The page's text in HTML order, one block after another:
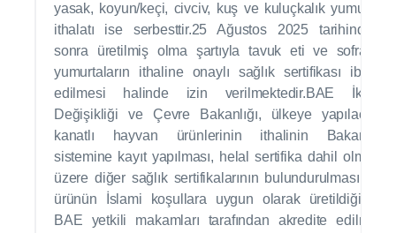
yasak, koyun/keçi, civciv, kuş ve kuluçkalık yumurta
ithalatı ise serbesttir.25 Ağustos 2025 tarihinden
sonra üretilmiş olma şartıyla tavuk eti ve sofralık
yumurtaların ithaline onaylı sağlık sertifikası ibraz
edilmesi halinde izin verilmektedir.BAE İklim
Değişikliği ve Çevre Bakanlığı, ülkeye yapılacak
kanatlı hayvan ürünlerinin ithalinin Bakanlık
sistemine kayıt yapılması, helal sertifika dahil olmak
üzere diğer sağlık sertifikalarının bulundurulması ve
ürünün İslami koşullara uygun olarak üretildiğinin
BAE yetkili makamları tarafından akredite edilmiş